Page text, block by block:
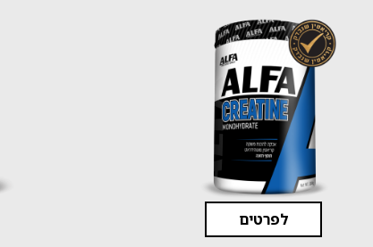
לפרטים